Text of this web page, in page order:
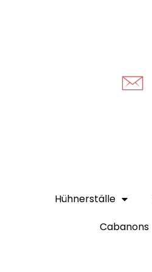
Hühnerställe
Cabanons